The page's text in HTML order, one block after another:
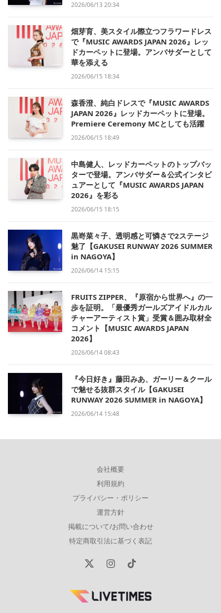
2026/06/13 20:34
畑芽育、美スタイル際立つフラワードレス
で『MUSIC AWARDS JAPAN 2026』レッ
ドカーペットに登場。アンバサダーとして
華を添える
2026/06/15 18:34
森香澄、純白ドレスで『MUSIC AWARDS
JAPAN 2026』レッドカーペットに登場。
Premiere Ceremony MCとしても活躍
2026/06/15 18:49
中島健人、レッドカーペットのトップバッ
ターで登場。アンバサダー＆公式インタビ
ュアーとして『MUSIC AWARDS JAPAN
2026』を彩る
2026/06/15 18:15
黒嵜菜々子、透明感と可憐さで2ステージ
魅了【GAKUSEI RUNWAY 2026 SUMMER
in NAGOYA】
2026/06/14 15:15
FRUITS ZIPPER、『原宿から世界へ』の一
歩を証明。「最優秀ガールズアイドルカル
チャーアーティスト賞」受賞＆囲み取材全
コメント【MUSIC AWARDS JAPAN
2026】
2026/06/14 08:43
『今日好き』藤田みあ、ガーリー＆クール
で魅せる抜群スタイル【GAKUSEI
RUNWAY 2026 SUMMER in NAGOYA】
2026/06/14 15:48
会社概要
利用規約
プライバシー・ポリシー
運営方針
掲載について/お問い合わせ
特定商取引法に基づく表記
X
InstagramTikTok